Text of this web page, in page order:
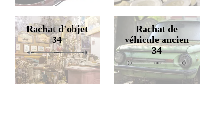
Rachat d'objet
34
Rachat de
véhicule ancien
34